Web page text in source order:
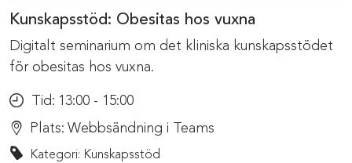
Kunskapsstöd: Obesitas hos vuxna
Digitalt seminarium om det kliniska kunskapsstödet
för obesitas hos vuxna.
Tid: 13:00 - 15:00
Plats: Webbsändning i Teams
Kategori: Kunskapsstöd